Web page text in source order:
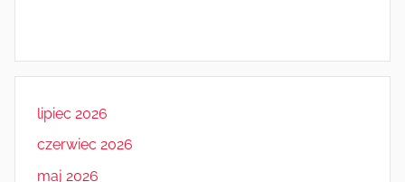
lipiec 2026
czerwiec 2026
maj 2026